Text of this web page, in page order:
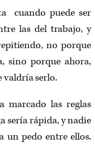
cuando puede ser
las del trabajo, y
no porque
sino porque ahora,
valdría serlo.
marcado las reglas
sería rápida, y nadie
un pedo entre ellos.